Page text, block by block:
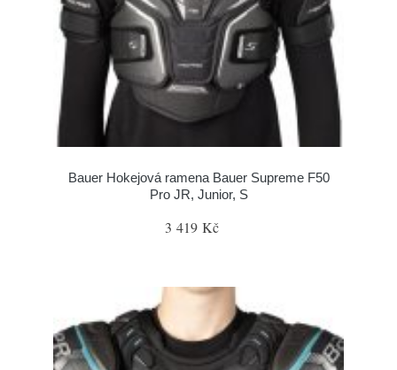
Bauer Hokejová ramena Bauer Supreme F50
Pro JR, Junior, S
3 419 Kč